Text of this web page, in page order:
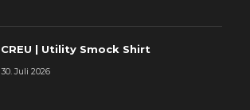
CREU | Utility Smock Shirt
30. Juli 2026